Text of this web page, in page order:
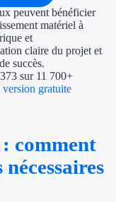
Financement
Transition
Aides RSE
peuvent bénéficier
matériel à
et
claire du projet et
succès.
sur 11 700+
version gratuite
comment